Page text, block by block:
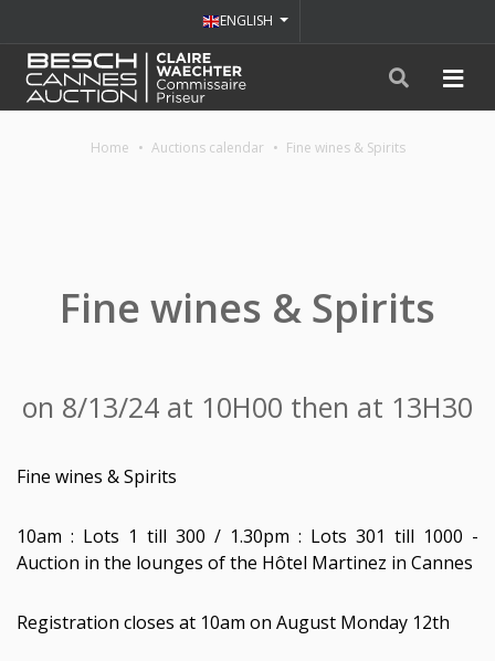
ENGLISH
Home Auctions calendar Fine wines & Spirits
Fine wines & Spirits
on 8/13/24 at 10H00 then at 13H30
Fine wines & Spirits
10am : Lots 1 till 300 / 1.30pm : Lots 301 till 1000 -
Auction in the lounges of the Hôtel Martinez in Cannes
Registration closes at 10am on August Monday 12th